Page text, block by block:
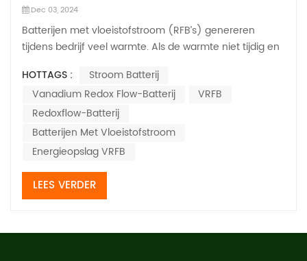
Dec 03, 2024
Batterijen met vloeistofstroom (RFB’s) genereren
tijdens bedrijf veel warmte. Als de warmte niet tijdig en
van de batterij stijgen, waardoor de prestaties en
veiligheid van de batterij worden beïnvloed. De
elektrochemische reactieomstandigheden, de...
HOTTAGS :
Stroom Batterij
Vanadium Redox Flow-Batterij
VRFB
Redoxflow-Batterij
Batterijen Met Vloeistofstroom
Energieopslag VRFB
LEES VERDER